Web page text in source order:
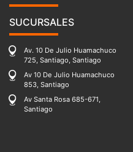
SUCURSALES
Av. 10 De Julio Huamachuco
725, Santiago, Santiago
Av 10 De Julio Huamachuco
853, Santiago
Av Santa Rosa 685-671,
Santiago